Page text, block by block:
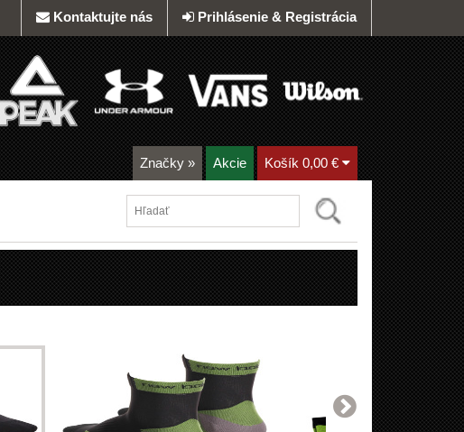
Prihlásenie & Registrácia
Kontaktujte nás
Značky » Akcie Košík 0,00 €